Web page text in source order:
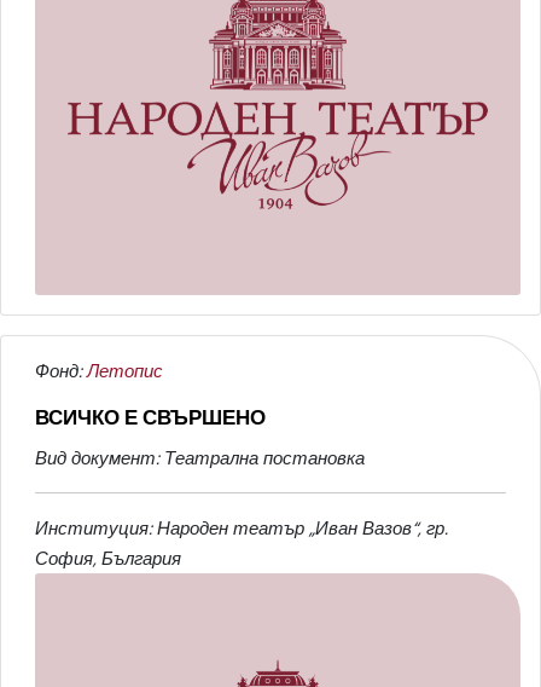
Фонд:Летопис
ВСИЧКО Е СВЪРШЕНО
Вид документ: Театрална постановка
Институция: Народен театър „Иван Вазов“, гр.
София, България